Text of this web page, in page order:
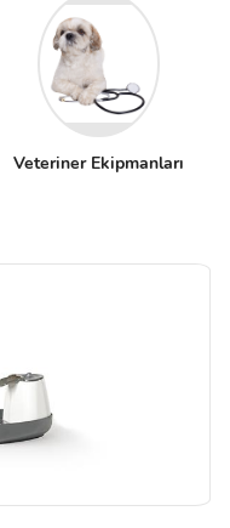
Veteriner Ekipmanları